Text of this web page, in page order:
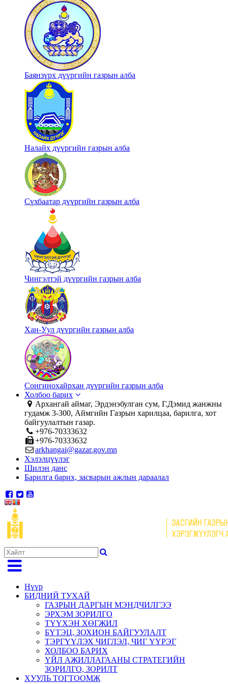
Баянзүрх дүүргийн газрын алба
Налайх дүүргийн газрын алба
Сүхбаатар дүүргийн газрын алба
Чингэлтэй дүүргийн газрын алба
Хан-Уул дүүргийн газрын алба
Сонгинохайрхан дүүргийн газрын алба
Холбоо барих
Архангай аймаг, Эрдэнэбулган сум, Г.Дэмид жанжны
гудамж 3-300, Аймгийн Газрын харилцаа, барилга, хот
байгуулалтын газар.
+976-70333632
+976-70333632
arkhangai@gazar.gov.mn
Хэлэлцүүлэг
Шилэн данс
Барилга барих, засварын ажлын дараалал
Нүүр
БИДНИЙ ТУХАЙ
ГАЗРЫН ДАРГЫН МЭНДЧИЛГЭЭ
ЭРХЭМ ЗОРИЛГО
ТҮҮХЭН ХӨГЖИЛ
БҮТЭЦ, ЗОХИОН БАЙГУУЛАЛТ
ТЭРГҮҮЛЭХ ЧИГЛЭЛ, ЧИГ ҮҮРЭГ
ХОЛБОО БАРИХ
ҮЙЛ АЖИЛЛАГААНЫ СТРАТЕГИЙН
ЗОРИЛГО, ЗОРИЛТ
ХУУЛЬ ТОГТООМЖ